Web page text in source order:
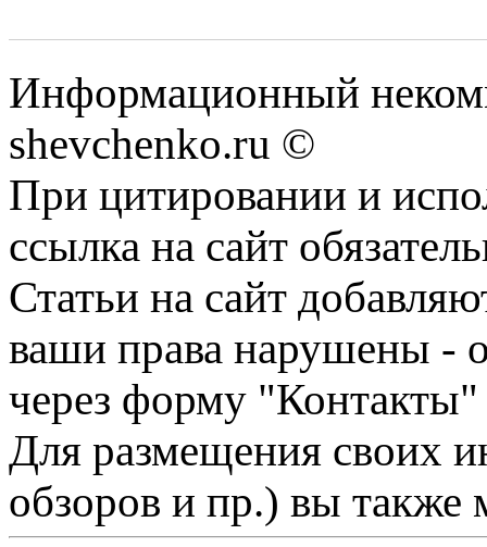
Информационный
shevchenko.ru ©
При цитировании и
ссылка на сайт
Статьи на сайт
ваши права нарушены -
через форму "Контакты"
Для размещения своих
обзоров и пр.) вы также